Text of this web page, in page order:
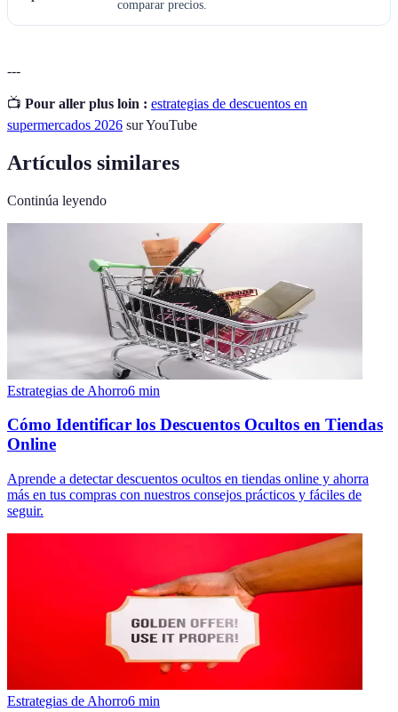
comparar precios.
---
📺 Pour aller plus loin : estrategias de descuentos en
supermercados 2026 sur YouTube
Artículos similares
Continúa leyendo
Estrategias de Ahorro6 min
Cómo Identificar los Descuentos Ocultos en Tiendas
Online
Aprende a detectar descuentos ocultos en tiendas online y ahorra
más en tus compras con nuestros consejos prácticos y fáciles de
seguir.
Estrategias de Ahorro6 min